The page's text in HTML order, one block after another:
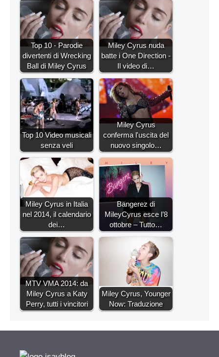
Top 10 - Parodie
divertenti di Wrecking
Ball di Miley Cyrus
Miley Cyrus nuda
batte i One Direction -
Il video di…
Top 10 Video musicali
senza veli
Miley Cyrus
conferma l'uscita del
nuovo singolo…
Miley Cyrus in Italia
nel 2014, il calendario
dei…
Bangerez di
MileyCyrus esce l’8
ottobre – Tutto…
MTV VMA 2014: da
Miley Cyrus a Katy
Perry, tutti i vincitori
Miley Cyrus, Younger
Now: Traduzione